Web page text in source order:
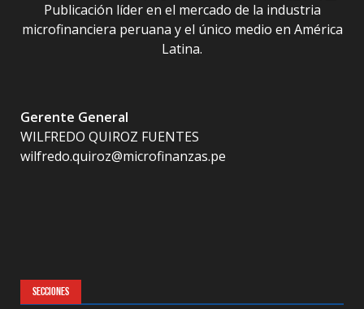
Publicación líder en el mercado de la industria
microfinanciera peruana y el único medio en América
Latina.
Gerente General
WILFREDO QUIROZ FUENTES
wilfredo.quiroz@microfinanzas.pe
SECCIONES